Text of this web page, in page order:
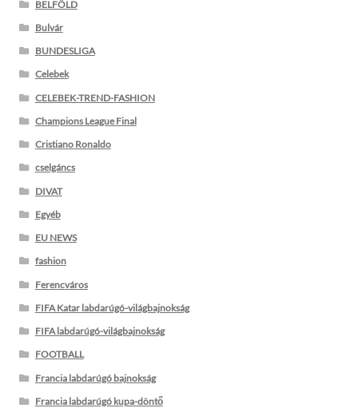
BELFÖLD
Bulvár
BUNDESLIGA
Celebek
CELEBEK-TREND-FASHION
Champions League Final
Cristiano Ronaldo
cselgáncs
DIVAT
Egyéb
EU NEWS
fashion
Ferencváros
FIFA Katar labdarúgó-világbajnokság
FIFA labdarúgó-világbajnokság
FOOTBALL
Francia labdarúgó bajnokság
Francia labdarúgó kupa-döntő